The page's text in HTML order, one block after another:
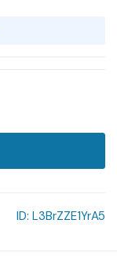
ID: L3BrZZE1YrA5